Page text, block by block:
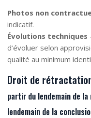
Photos non
indicatif.
Évolutions techniques
d’évoluer selon
qualité au minimum
Droit de
partir du lendemain de la
lendemain de la